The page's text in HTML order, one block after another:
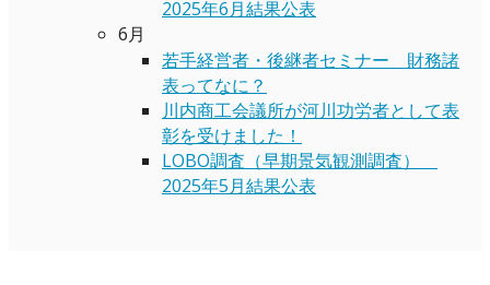
2025年6月結果公表
6月
若手経営者・後継者セミナー 財務諸
表ってなに？
川内商工会議所が河川功労者として表
彰を受けました！
LOBO調査（早期景気観測調査）
2025年5月結果公表